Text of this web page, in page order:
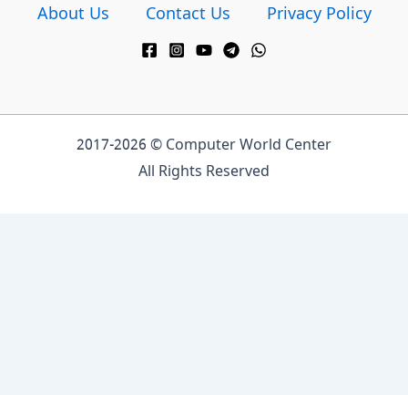
About Us Contact Us Privacy Policy
2017-2026 © Computer World Center
All Rights Reserved